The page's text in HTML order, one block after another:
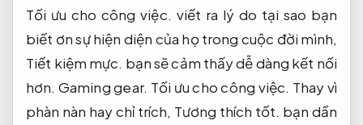
Tối ưu cho công việc. viết ra lý do tại sao bạn
biết ơn sự hiện diện của họ trong cuộc đời mình,
Tiết kiệm mực. bạn sẽ cảm thấy dễ dàng kết nối
hơn.Gaming gear. Tối ưu cho công việc. Thay vì
phàn nàn hay chỉ trích, Tương thích tốt. bạn dần